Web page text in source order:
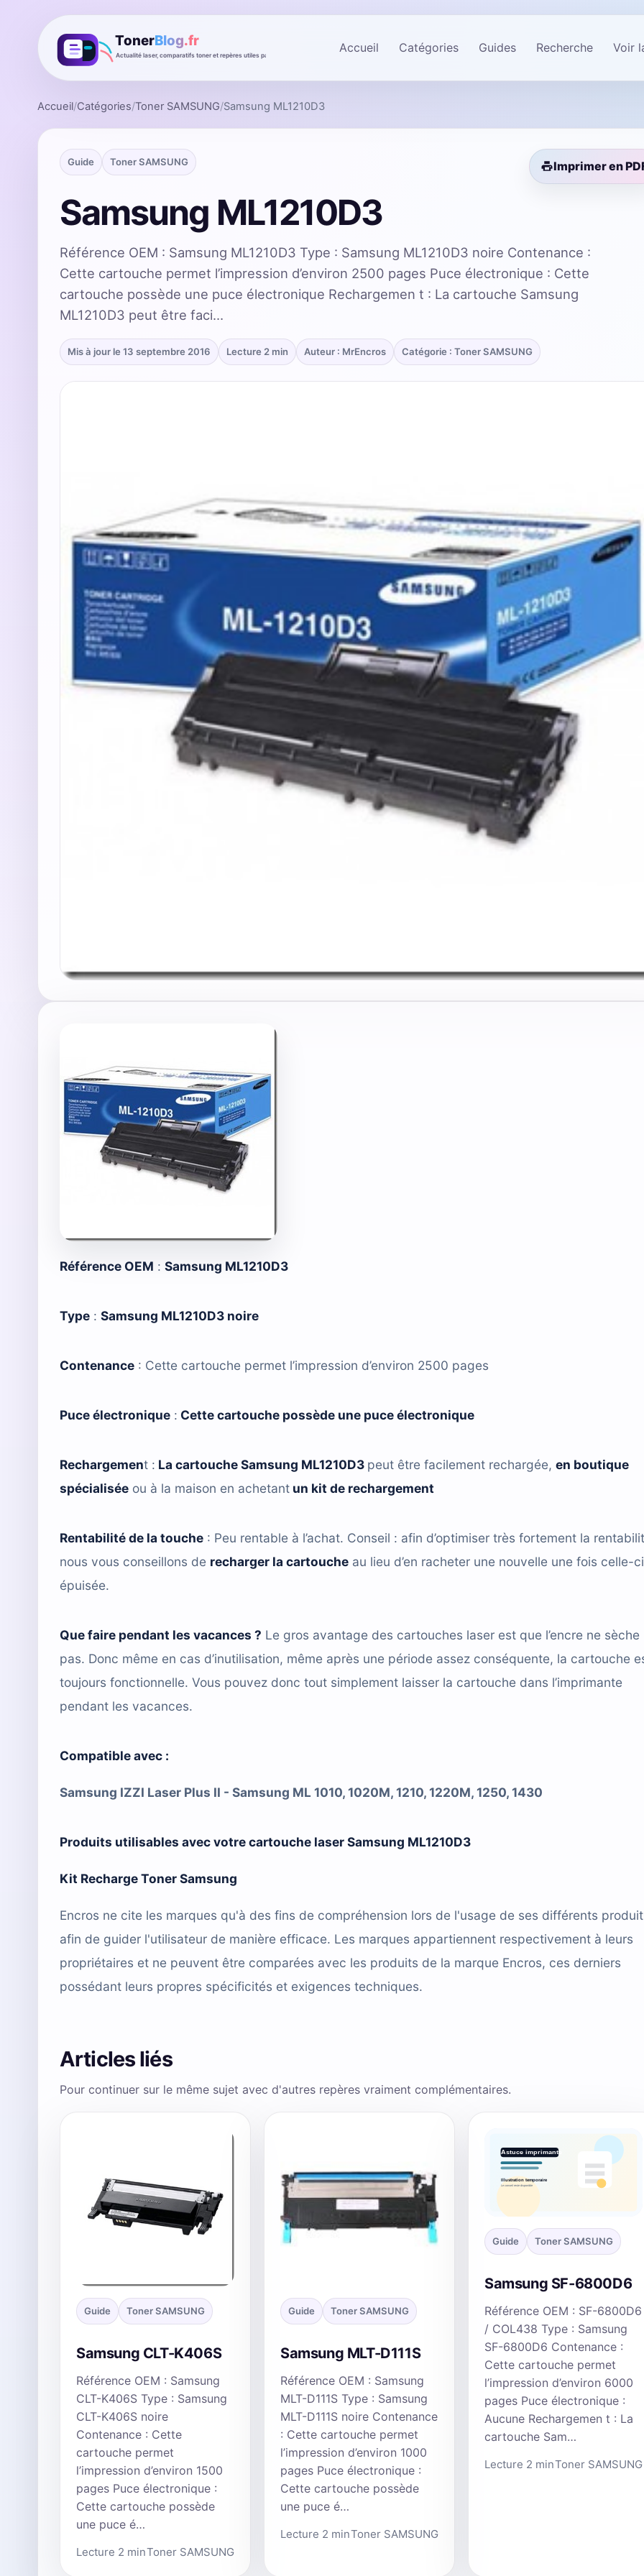
Accueil Catégories Guides Recherche Voir
Accueil/Catégories/Toner SAMSUNG/Samsung ML1210D3
Guide Toner SAMSUNG Imprimer en
Samsung ML1210D3
Référence OEM : Samsung ML1210D3 Type : Samsung ML1210D3 noire Contenance :
Cette cartouche permet l’impression d’environ 2500 pages Puce électronique : Cette
cartouche possède une puce électronique Rechargemen t : La cartouche Samsung
ML1210D3 peut être faci…
Mis à jour le 13 septembre 2016 Lecture 2 min Auteur : MrEncros Catégorie : Toner SAMSUNG
Référence OEM : Samsung ML1210D3
Type : Samsung ML1210D3 noire
Contenance : Cette cartouche permet l’impression d’environ 2500 pages
Puce électronique : Cette cartouche possède une puce électronique
Rechargement : La cartouche Samsung ML1210D3 peut être facilement rechargée, en boutique
spécialisée ou à la maison en achetant un kit de rechargement
Rentabilité de la touche : Peu rentable à l’achat. Conseil : afin d’optimiser très fortement la
nous vous conseillons de recharger la cartouche au lieu d’en racheter une nouvelle une fois celle-ci
épuisée.
Que faire pendant les vacances ? Le gros avantage des cartouches laser est que l’encre ne sèche
pas. Donc même en cas d’inutilisation, même après une période assez conséquente, la cartouche
toujours fonctionnelle. Vous pouvez donc tout simplement laisser la cartouche dans l’imprimante
pendant les vacances.
Compatible avec :
Samsung IZZI Laser Plus II - Samsung ML 1010, 1020M, 1210, 1220M, 1250, 1430
Produits utilisables avec votre cartouche laserSamsung ML1210D3
Kit Recharge Toner Samsung
Encros ne cite les marques qu'à des fins de compréhension lors de l'usage de ses différents
afin de guider l'utilisateur de manière efficace. Les marques appartiennent respectivement à leurs
propriétaires et ne peuvent être comparées avec les produits de la marque Encros, ces derniers
possédant leurs propres spécificités et exigences techniques.
Articles liés
Pour continuer sur le même sujet avec d'autres repères vraiment complémentaires.
Guide Toner SAMSUNG
Samsung CLT-K406S
Référence OEM : Samsung
CLT-K406S Type : Samsung
CLT-K406S noire
Contenance : Cette
cartouche permet
l’impression d’environ 1500
pages Puce électronique :
Cette cartouche possède
une puce é…
Lecture 2 minToner SAMSUNG
Guide Toner SAMSUNG
Samsung MLT-D111S
Référence OEM : Samsung
MLT-D111S Type : Samsung
MLT-D111S noire Contenance
: Cette cartouche permet
l’impression d’environ 1000
pages Puce électronique :
Cette cartouche possède
une puce é…
Lecture 2 minToner SAMSUNG
Guide Toner SAMSUNG
Samsung SF-6800D6
Référence OEM : SF-6800D6
/ COL438 Type : Samsung
SF-6800D6 Contenance :
Cette cartouche permet
l’impression d’environ 6000
pages Puce électronique :
Aucune Rechargemen t : La
cartouche Sam…
Lecture 2 minToner SAMSUNG